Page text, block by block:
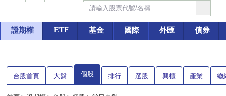
證期權 ETF 基金 國際 外匯 債券
台股首頁 大盤 個股 排行 選股 興櫃 產業 總